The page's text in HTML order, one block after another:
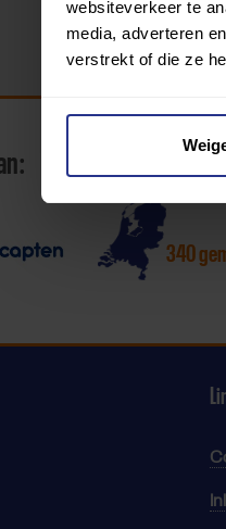
websiteverkeer te
media, adverteren
verstrekt of die ze
340